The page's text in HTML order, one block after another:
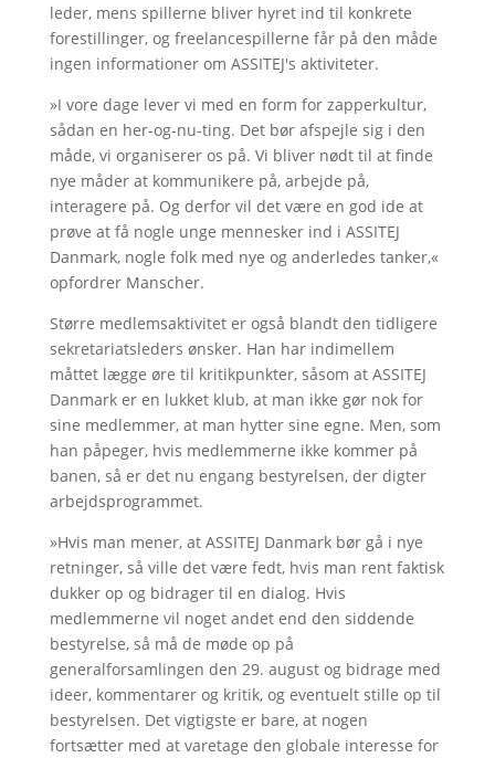
leder, mens spillerne bliver hyret ind til konkrete
forestillinger, og freelancespillerne får på den måde
ingen informationer om ASSITEJ's aktiviteter.
»I vore dage lever vi med en form for zapperkultur,
sådan en her-og-nu-ting. Det bør afspejle sig i den
måde, vi organiserer os på. Vi bliver nødt til at finde
nye måder at kommunikere på, arbejde på,
interagere på. Og derfor vil det være en god ide at
prøve at få nogle unge mennesker ind i ASSITEJ
Danmark, nogle folk med nye og anderledes tanker,«
opfordrer Manscher.
Større medlemsaktivitet er også blandt den tidligere
sekretariatsleders ønsker. Han har indimellem
måttet lægge øre til kritikpunkter, såsom at ASSITEJ
Danmark er en lukket klub, at man ikke gør nok for
sine medlemmer, at man hytter sine egne. Men, som
han påpeger, hvis medlemmerne ikke kommer på
banen, så er det nu engang bestyrelsen, der digter
arbejdsprogrammet.
»Hvis man mener, at ASSITEJ Danmark bør gå i nye
retninger, så ville det være fedt, hvis man rent faktisk
dukker op og bidrager til en dialog. Hvis
medlemmerne vil noget andet end den siddende
bestyrelse, så må de møde op på
generalforsamlingen den 29. august og bidrage med
ideer, kommentarer og kritik, og eventuelt stille op til
bestyrelsen. Det vigtigste er bare, at nogen
fortsætter med at varetage den globale interesse for